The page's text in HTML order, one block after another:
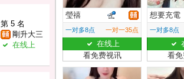
第 5 名
剛升大三
在线上
瑩禧
一对多8点 一对一35点
在线上
看免费视讯
想要充電
一对多8点
看